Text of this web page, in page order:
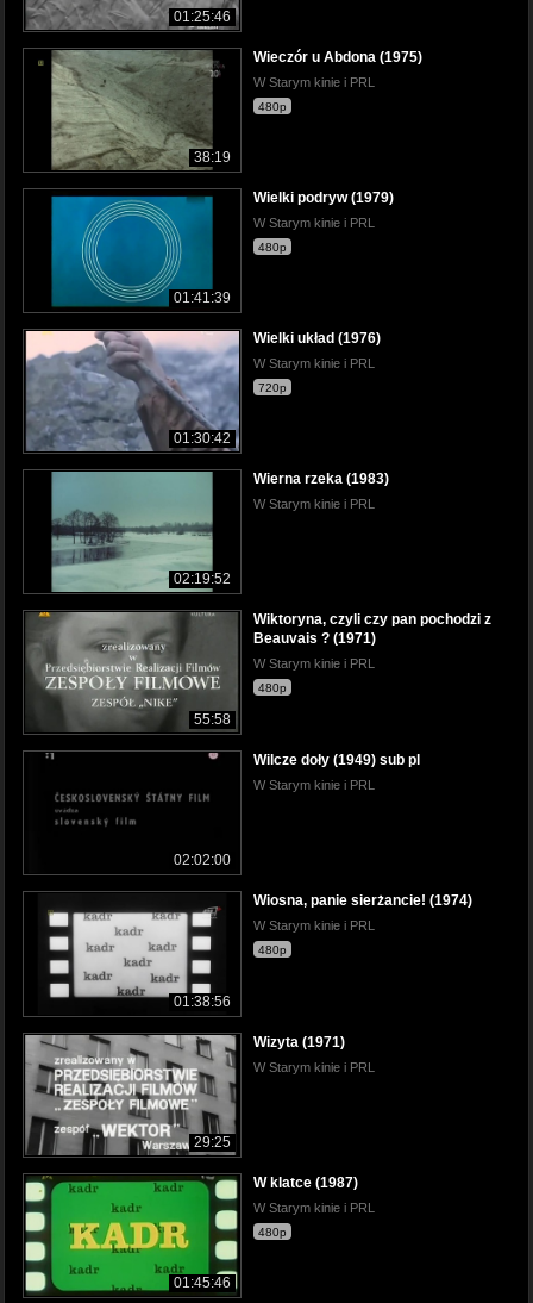
01:25:46
38:19
Wieczór u Abdona (1975)
W Starym kinie i PRL
480p
01:41:39
Wielki podryw (1979)
W Starym kinie i PRL
480p
01:30:42
Wielki układ (1976)
W Starym kinie i PRL
720p
02:19:52
Wierna rzeka (1983)
W Starym kinie i PRL
55:58
Wiktoryna, czyli czy pan pochodzi z
Beauvais ? (1971)
W Starym kinie i PRL
480p
02:02:00
Wilcze doły (1949) sub pl
W Starym kinie i PRL
01:38:56
Wiosna, panie sierżancie! (1974)
W Starym kinie i PRL
480p
29:25
Wizyta (1971)
W Starym kinie i PRL
01:45:46
W klatce (1987)
W Starym kinie i PRL
480p